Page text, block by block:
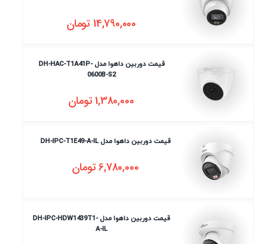
14,790,000تومان
قیمت دوربین داهوا مدل DH-HAC-T1A41P-
0600B-S2
1,380,000تومان
قیمت دوربین داهوا مدل DH-IPC-T1E49-A-IL
6,780,000تومان
قیمت دوربین داهوا مدل DH-IPC-HDW1439T1-
A-IL